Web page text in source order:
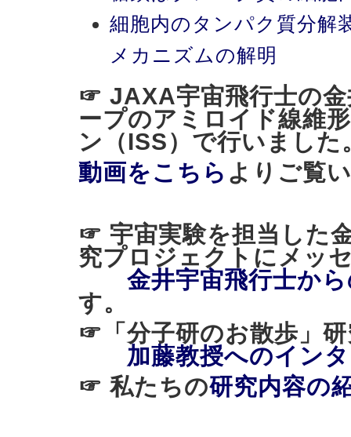
細胞内のタンパク質分解
メカニズムの解明
☞ JAXA宇宙飛行士の金
ープのアミロイド線維
ン（ISS）で行いました
動画をこちら よりご覧
☞ 宇宙実験を担当した
究プロジェクトにメッ
金井宇宙飛行士か
す。
☞「分子研のお散歩
加藤教授へのイン
☞ 私たちの研究内容の